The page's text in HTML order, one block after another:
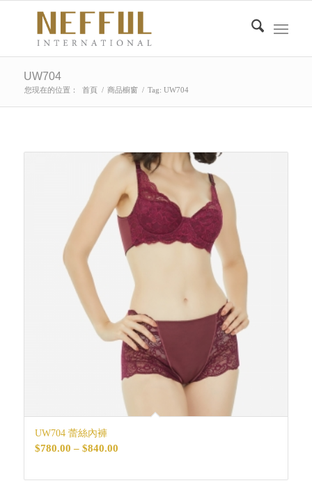
UW704
您現在的位置： 首頁 / 商品櫥窗 / Tag: UW704
UW704 蕾絲內褲
$780.00 – $840.00價
範